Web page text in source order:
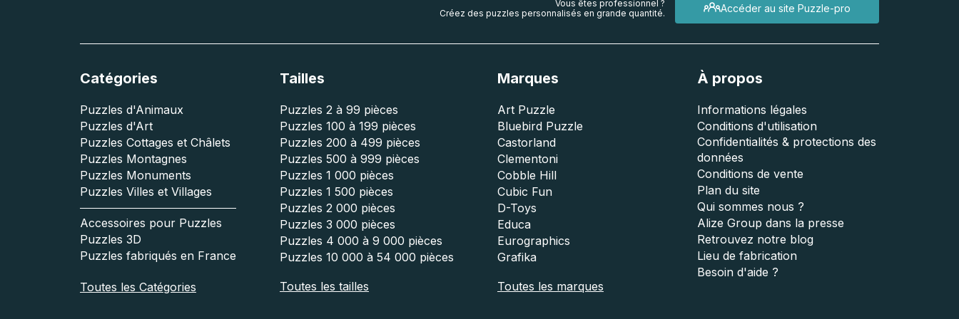
Accéder au site Puzzle-pro
Vous êtes professionnel ?
Créez des puzzles personnalisés en grande quantité.
Catégories
Puzzles d'Animaux
Puzzles d'Art
Puzzles Cottages et Châlets
Puzzles Montagnes
Puzzles Monuments
Puzzles Villes et Villages
Accessoires pour Puzzles
Puzzles 3D
Puzzles fabriqués en France
Toutes les Catégories
Tailles
Puzzles 2 à 99 pièces
Puzzles 100 à 199 pièces
Puzzles 200 à 499 pièces
Puzzles 500 à 999 pièces
Puzzles 1 000 pièces
Puzzles 1 500 pièces
Puzzles 2 000 pièces
Puzzles 3 000 pièces
Puzzles 4 000 à 9 000 pièces
Puzzles 10 000 à 54 000 pièces
Toutes les tailles
Marques
Art Puzzle
Bluebird Puzzle
Castorland
Clementoni
Cobble Hill
Cubic Fun
D-Toys
Educa
Eurographics
Grafika
Toutes les marques
À propos
Informations légales
Conditions d'utilisation
Confidentialités & protections des
données
Conditions de vente
Plan du site
Qui sommes nous ?
Alize Group dans la presse
Retrouvez notre blog
Lieu de fabrication
Besoin d'aide ?